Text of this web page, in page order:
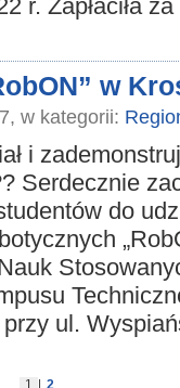
r. Zapłaciła
w
w kategorii:
i
Serdecznie
do
ul.
1 2